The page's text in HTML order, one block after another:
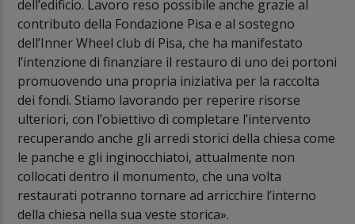
dell’edificio. Lavoro reso possibile anche grazie al
contributo della Fondazione Pisa e al sostegno
dell’Inner Wheel club di Pisa, che ha manifestato
l’intenzione di finanziare il restauro di uno dei portoni
promuovendo una propria iniziativa per la raccolta
dei fondi. Stiamo lavorando per reperire risorse
ulteriori, con l’obiettivo di completare l’intervento
recuperando anche gli arredi storici della chiesa come
le panche e gli inginocchiatoi, attualmente non
collocati dentro il monumento, che una volta
restaurati potranno tornare ad arricchire l’interno
della chiesa nella sua veste storica».